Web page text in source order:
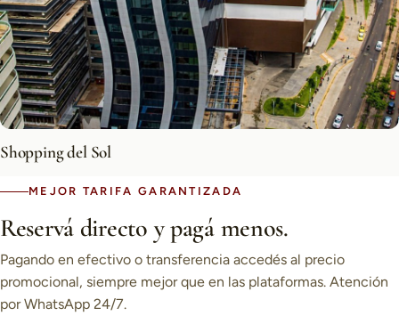
Shopping del Sol
MEJOR TARIFA GARANTIZADA
Reservá directo y pagá menos.
Pagando en efectivo o transferencia accedés al precio
promocional, siempre mejor que en las plataformas. Atención
por WhatsApp 24/7.